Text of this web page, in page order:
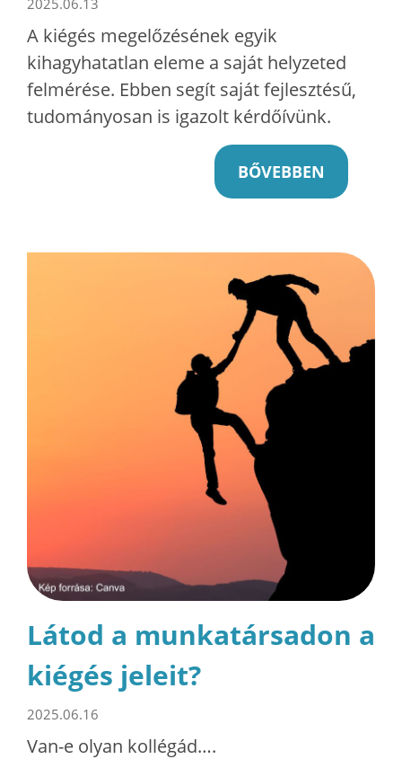
A kiégés megelőzésének egyik
kihagyhatatlan eleme a saját helyzeted
felmérése. Ebben segít saját fejlesztésű,
tudományosan is igazolt kérdőívünk.
BŐVEBBEN
Látod a munkatársadon a
kiégés jeleit?
2025.06.16
Van-e olyan kollégád….